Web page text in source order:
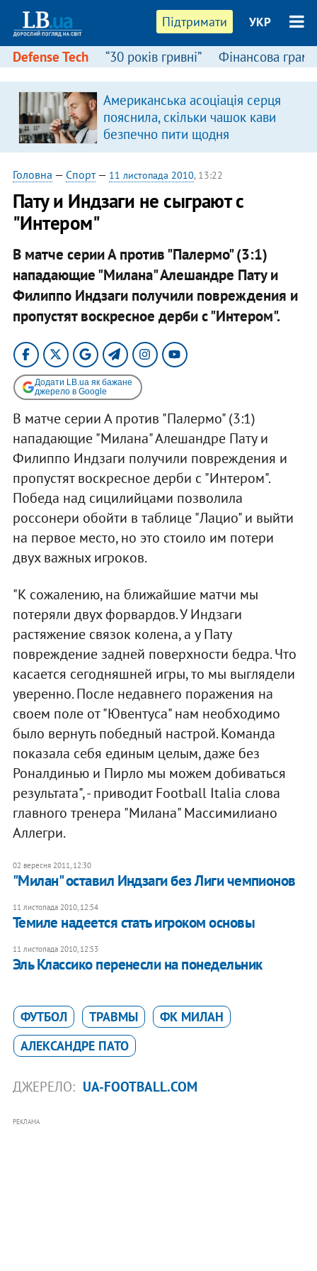
Підтримати УКР
Defense Tech “30 років гривні” Фінансова
Американська асоціація серця
пояснила, скільки чашок кави
безпечно пити щодня
Головна — Спорт— 11 листопада 2010, 13:22
Пату и Индзаги не сыграют с
"Интером"
В матче серии А против "Палермо" (3:1)
нападающие "Милана" Алешандре Пату и
Филиппо Индзаги получили повреждения и
пропустят воскресное дерби с "Интером".
Додати LB.ua як бажане
джерело в Google
В матче серии А против "Палермо" (3:1)
нападающие "Милана" Алешандре Пату и
Филиппо Индзаги получили повреждения и
пропустят воскресное дерби с "Интером".
Победа над сицилийцами позволила
россонери обойти в таблице "Лацио" и выйти
на первое место, но это стоило им потери
двух важных игроков.
"К сожалению, на ближайшие матчи мы
потеряли двух форвардов. У Индзаги
растяжение связок колена, а у Пату
повреждение задней поверхности бедра. Что
касается сегодняшней игры, то мы выглядели
уверенно. После недавнего поражения на
своем поле от "Ювентуса" нам необходимо
было вернуть победный настрой. Команда
показала себя единым целым, даже без
Роналдинью и Пирло мы можем добиваться
результата", - приводит Football Italia слова
главного тренера "Милана" Массимилиано
Аллегри.
02 вересня 2011, 12:30
"Милан" оставил Индзаги без Лиги чемпионов
11 листопада 2010, 12:54
Темиле надеется стать игроком основы
11 листопада 2010, 12:53
Эль Классико перенесли на понедельник
ФУТБОЛ ТРАВМЫ
ФК МИЛАН
АЛЕКСАНДРЕ ПАТО
ДЖЕРЕЛО: UA-FOOTBALL.COM
РЕКЛАМА